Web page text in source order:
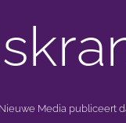
Nieuwe Media publiceert